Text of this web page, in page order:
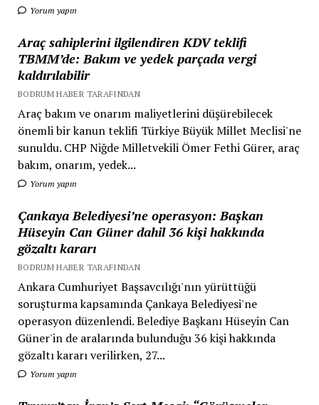
Yorum yapın
Araç sahiplerini ilgilendiren KDV teklifi
TBMM’de: Bakım ve yedek parçada vergi
kaldırılabilir
BODRUM HABER TARAFINDAN
Araç bakım ve onarım maliyetlerini düşürebilecek
önemli bir kanun teklifi Türkiye Büyük Millet Meclisi'ne
sunuldu. CHP Niğde Milletvekili Ömer Fethi Gürer, araç
bakım, onarım, yedek...
Yorum yapın
Çankaya Belediyesi’ne operasyon: Başkan
Hüseyin Can Güner dahil 36 kişi hakkında
gözaltı kararı
BODRUM HABER TARAFINDAN
Ankara Cumhuriyet Başsavcılığı'nın yürüttüğü
soruşturma kapsamında Çankaya Belediyesi'ne
operasyon düzenlendi. Belediye Başkanı Hüseyin Can
Güner'in de aralarında bulunduğu 36 kişi hakkında
gözaltı kararı verilirken, 27...
Yorum yapın